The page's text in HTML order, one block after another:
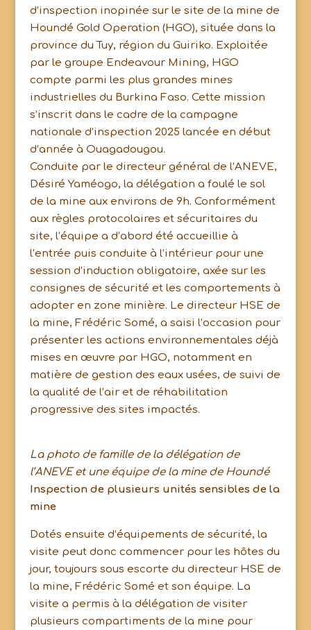
d’inspection inopinée sur le site de la mine de
Houndé Gold Operation (HGO), située dans la
province du Tuy, région du Guiriko. Exploitée
par le groupe Endeavour Mining, HGO
compte parmi les plus grandes mines
industrielles du Burkina Faso. Cette mission
s’inscrit dans le cadre de la campagne
nationale d’inspection 2025 lancée en début
d’année à Ouagadougou.
Conduite par le directeur général de l’ANEVE,
Désiré Yaméogo, la délégation a foulé le sol
de la mine aux environs de 9h. Conformément
aux règles protocolaires et sécuritaires du
site, l’équipe a d’abord été accueillie à
l’entrée puis conduite à l’intérieur pour une
session d’induction obligatoire, axée sur les
consignes de sécurité et les comportements à
adopter en zone minière. Le directeur HSE de
la mine, Frédéric Somé, a saisi l’occasion pour
présenter les actions environnementales déjà
mises en œuvre par HGO, notamment en
matière de gestion des eaux usées, de suivi de
la qualité de l’air et de réhabilitation
progressive des sites impactés.
La photo de famille de la délégation de
l’ANEVE et une équipe de la mine de Houndé
Inspection de plusieurs unités sensibles de la
mine
Dotés ensuite d’équipements de sécurité, la
visite peut donc commencer pour les hôtes du
jour, toujours sous escorte du directeur HSE de
la mine, Frédéric Somé et son équipe. La
visite a permis à la délégation de visiter
plusieurs compartiments de la mine pour